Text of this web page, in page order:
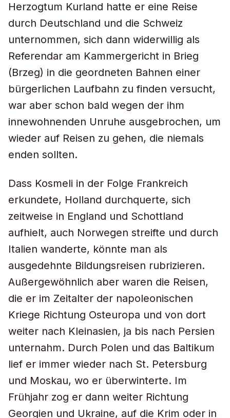
Herzogtum Kurland hatte er eine Reise
durch Deutschland und die Schweiz
unternommen, sich dann widerwillig als
Referendar am Kammergericht in Brieg
(Brzeg) in die geordneten Bahnen einer
bürgerlichen Laufbahn zu finden versucht,
war aber schon bald wegen der ihm
innewohnenden Unruhe ausgebrochen, um
wieder auf Reisen zu gehen, die niemals
enden sollten.
Dass Kosmeli in der Folge Frankreich
erkundete, Holland durchquerte, sich
zeitweise in England und Schottland
aufhielt, auch Norwegen streifte und durch
Italien wanderte, könnte man als
ausgedehnte Bildungsreisen rubrizieren.
Außergewöhnlich aber waren die Reisen,
die er im Zeitalter der napoleonischen
Kriege Richtung Osteuropa und von dort
weiter nach Kleinasien, ja bis nach Persien
unternahm. Durch Polen und das Baltikum
lief er immer wieder nach St. Petersburg
und Moskau, wo er überwinterte. Im
Frühjahr zog er dann weiter Richtung
Georgien und Ukraine, auf die Krim oder in